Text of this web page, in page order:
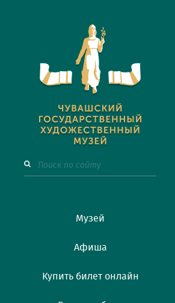
Музей
Афиша
Купить билет онлайн